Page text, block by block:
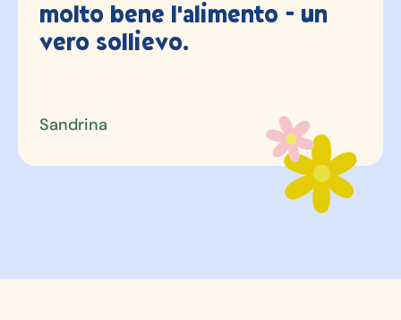
- un
Valerie